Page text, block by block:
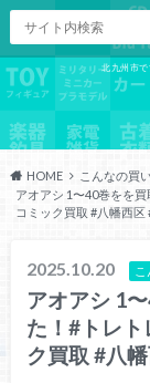
北九州市
HOME
こんなの買
アオアシ 1〜40巻をを
コミック買取 #八幡西区
2025.10.20
アオアシ 1
た！#トレト
ク買取 #八